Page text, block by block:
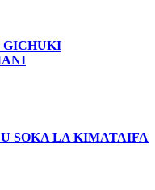
GICHUKI
SOKA LA KIMATAIFA